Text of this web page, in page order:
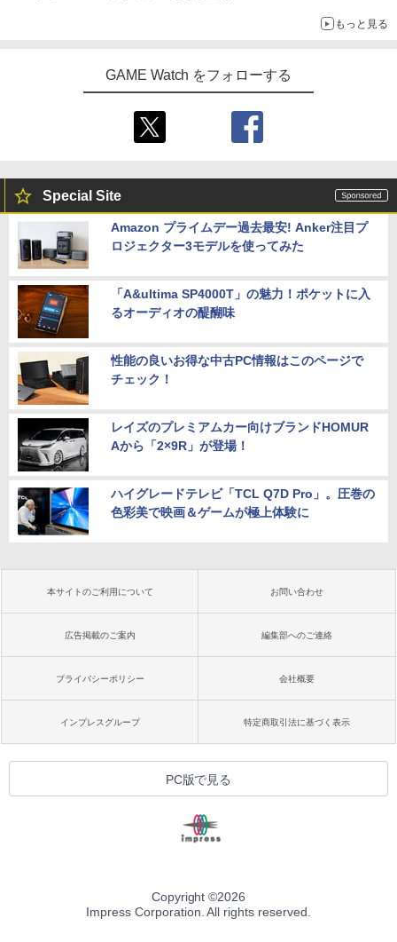
もっと見る
GAME Watch をフォローする
Special Site
Amazon プライムデー過去最安! Anker注目プ
ロジェクター3モデルを使ってみた
「A&ultima SP4000T」の魅力！ポケットに入
るオーディオの醍醐味
性能の良いお得な中古PC情報はこのページで
チェック！
レイズのプレミアムカー向けブランドHOMUR
Aから「2×9R」が登場！
ハイグレードテレビ「TCL Q7D Pro」。圧巻の
色彩美で映画＆ゲームが極上体験に
本サイトのご利用について お問い合わせ
広告掲載のご案内 編集部へのご連絡
プライバシーポリシー 会社概要
インプレスグループ 特定商取引法に基づく表示
PC版で見る
Copyright ©2026
Impress Corporation. All rights reserved.